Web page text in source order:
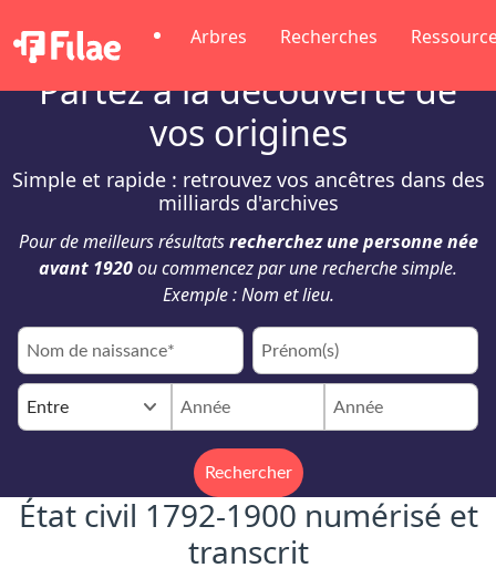
Arbres Recherches
Partez à la découverte de
vos origines
Simple et rapide : retrouvez vos ancêtres dans des
milliards d'archives
Pour de meilleurs résultats recherchez une personne née
avant 1920ou commencez par une recherche simple.
Exemple : Nom et lieu.
Entre keyboard_arrow_down
Rechercher
État civil 1792-1900 numérisé et
transcrit